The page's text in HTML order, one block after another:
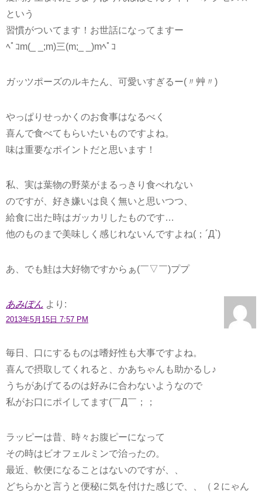
という
習慣がついてます！お世話になってますー
ﾍﾟｺm(_ _;m)三(m;_ _)mﾍﾟｺ
ガッツポーズのルキたん、可愛いすぎるー(〃艸〃)
やっぱりせっかくのお食事はなるべく
喜んで食べてもらいたいものですよね。
味は重要なポイントだと思います！
私、実は葉物の野菜がまるっきり食べれない
のですが、好き嫌いは良く無いと思いつつ、
給食に出た時はガッカリしたものです…
他のものまで美味しく感じれないんですよね(；´Д`)
あ、でも鮭は大好物ですからぁ(￣▽￣)ププ
あみぽん より:
2013年5月15日 7:57 PM
毎日、口にするものは嗜好性も大事ですよね。
喜んで摂取してくれると、かあちゃんも助かるし♪
うちがあげてるのは好みに合わないようなので
私がお口にポイしてます(￣Д￣；；
ラッピーは昔、時々お腹ピーになって
その時はビオフェルミンで治ったの。
最近、軟便になることはないのですが、、
どちらかと言うと便秘に気を付けた感じで、、（２にゃん